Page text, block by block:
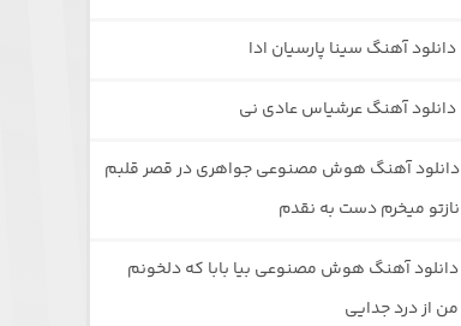
دانلود آهنگ سینا پارسیان ادا
دانلود آهنگ عرشیاس عادی نی
دانلود آهنگ هوش مصنوعی جواهری در قصر قلبم
نازتو میخرم دست به نقدم
دانلود آهنگ هوش مصنوعی بیا بابا که دلخونم
من از درد جدایی